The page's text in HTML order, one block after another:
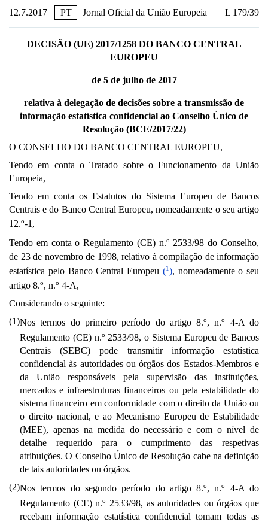
12.7.2017 PT Jornal Oficial da União Europeia L 179/39
DECISÃO (UE) 2017/1258 DO BANCO CENTRAL
EUROPEU
de 5 de julho de 2017
relativa à delegação de decisões sobre a transmissão de
informação estatística confidencial ao Conselho Único de
Resolução (BCE/2017/22)
O CONSELHO DO BANCO CENTRAL EUROPEU,
Tendo em conta o Tratado sobre o Funcionamento da União
Europeia,
Tendo em conta os Estatutos do Sistema Europeu de Bancos
Centrais e do Banco Central Europeu, nomeadamente o seu artigo
12.o-1,
Tendo em conta o Regulamento (CE) n.o 2533/98 do Conselho,
de 23 de novembro de 1998, relativo à compilação de informação
estatística pelo Banco Central Europeu (1), nomeadamente o seu
artigo 8.o, n.o 4-A,
Considerando o seguinte:
(1)Nos termos do primeiro período do artigo 8.o, n.o
4-A do
Regulamento (CE) n.o 2533/98, o Sistema Europeu de Bancos
Centrais (SEBC) pode transmitir informação estatística
confidencial às autoridades ou órgãos dos Estados-Membros e
da União responsáveis pela supervisão das instituições,
mercados e infraestruturas financeiros ou pela estabilidade do
sistema financeiro em conformidade com o direito da União ou
o direito nacional, e ao Mecanismo Europeu de Estabilidade
(MEE), apenas na medida do necessário e com o nível de
detalhe requerido para o cumprimento das respetivas
atribuições. O Conselho Único de Resolução cabe na definição
de tais autoridades ou órgãos.
(2)Nos termos do segundo período do artigo 8.o, n.o
4-A do
Regulamento (CE) n.o
2533/98, as autoridades ou órgãos que
recebam informação estatística confidencial tomam todas as